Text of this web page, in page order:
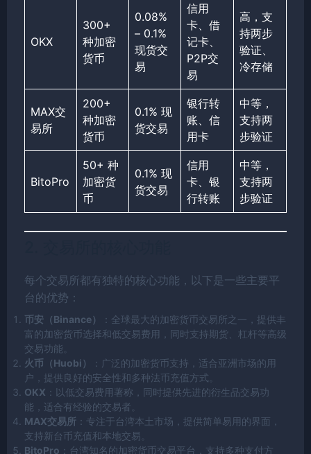
OKX
300+
种加密
货币
0.08%
– 0.1%
现货交
易
信用
卡、借
记卡、
P2P交
易
高，支
持两步
验证、
冷存储
MAX交
易所
200+
种加密
货币
0.1% 现
货交易
银行转
账、信
用卡
中等，
支持两
步验证
BitoPro
50+ 种
加密货
币
0.1% 现
货交易
信用
卡、银
行转账
中等，
支持两
步验证
每个交易所都有独特的核心功能，以下是一些主要平
台的优势：
币安（Binance）
：全球最大的加密货币交易所之一，提供丰
富的加密货币选择和低交易费用，同时支持期货、杠杆等高级
交易功能。
火币（Huobi）
：广泛的加密货币支持，适合亚洲市场的用
户，提供良好的安全性和多种法币充值方式。
OKX ：以低交易费用著称，同时提供先进的衍生品交易功
能，适合有经验的交易者。
MAX交易所 ：专注于台湾本土市场，提供简单易用的界面，
支持新台币充值和本地交易。
BitoPro ：台湾知名的加密货币交易平台，支持多种支付方